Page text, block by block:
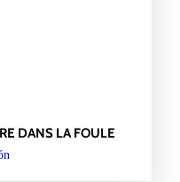
DANS LA FOULE